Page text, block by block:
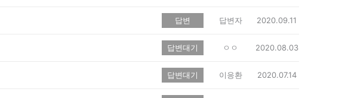
답변 답변자 2020.09.11
답변대기 ㅇㅇ 2020.08.03
답변대기 이응환 2020.07.14